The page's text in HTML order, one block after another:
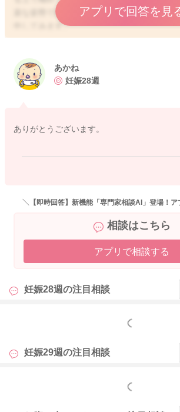
楽な姿勢で座ったり、横になったりして、赤
中してみます。
赤ちゃんは胎内で寝たり起きたりを繰り返
しょう。
個人差がありますが、平均すると20分ー40分
・胎動が急に弱くなった
アプリで回答を見
あかね
妊娠28週
ありがとうございます。
＼【即時回答】新機能「専門家相談AI」登場！ア
相談はこちら
アプリで相談する
妊娠28週の注目相談
もっと見る
妊娠29週の注目相談
もっと見る